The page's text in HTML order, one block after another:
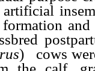
artificial
and
)
cows